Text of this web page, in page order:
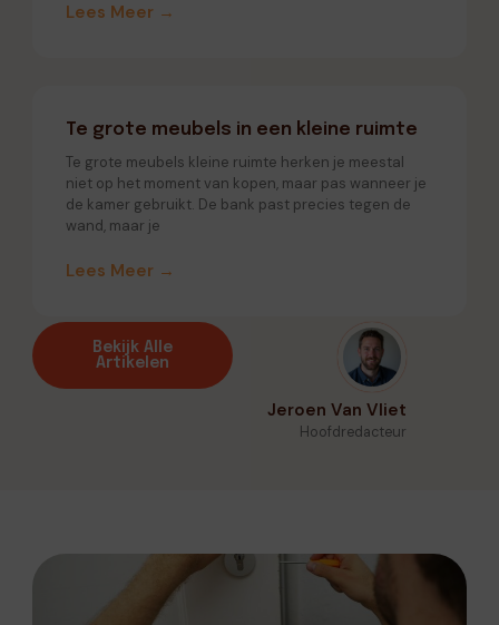
Lees Meer →
Te grote meubels in een kleine ruimte
Te grote meubels kleine ruimte herken je meestal
niet op het moment van kopen, maar pas wanneer je
de kamer gebruikt. De bank past precies tegen de
wand, maar je
Lees Meer →
Bekijk Alle
Artikelen
Jeroen Van Vliet
Hoofdredacteur